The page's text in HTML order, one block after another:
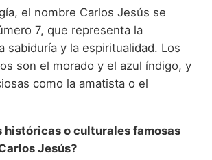
el nombre Carlos Jesús se
7, que representa la
sabiduría y la espiritualidad. Los
son el morado y el azul índigo, y
como la amatista o el
históricas o culturales famosas
Jesús?